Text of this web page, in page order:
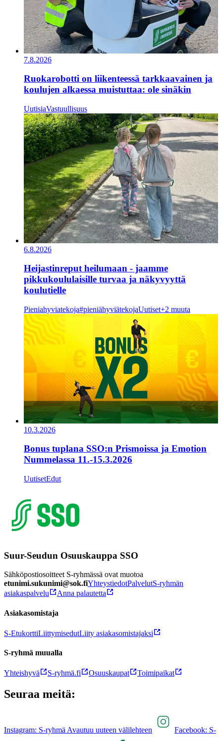
7.8.2026
Ruokarobotti on liikenteessä tarkkaavainen ja
koulujen alkaessa muistuttaa: ole sinäkin
UutisiaVastuullisuus
6.8.2026
Heijastinreput heilumaan - jaamme
pikkukoululaisille turvaa ja näkyvyyttä
koulutielle
Pieniahyviatekoja#pieniähyviätekojaUutiset+2 muuta
10.3.2026
Bonus tuplana SSO:n Prismoissa ja Emotion
Nummelassa 11.-15.3.2026
UutisetEdut
Suur-Seudun Osuuskauppa SSO
Sähköpostiosoitteet S-ryhmässä ovat muotoa
etunimi.sukunimi@sok.fiYhteystiedotPalvelutS-ryhmän
asiakaspalvelu
Anna palautetta
Asiakasomistaja
S-EtukorttiLiittymisedutLiity asiakasomistajaksi
S-ryhmä muualla
Yhteishyvä S-ryhmä.fi Osuuskaupat Toimipaikat
Seuraa meitä:
Instagram: S-ryhmä Avautuu uuteen välilehteen Facebook: S-